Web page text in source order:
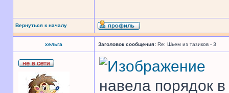
Вернуться к началу
хельга Заголовок сообщения: Re: Шьем из тазиков - 3
навела порядок